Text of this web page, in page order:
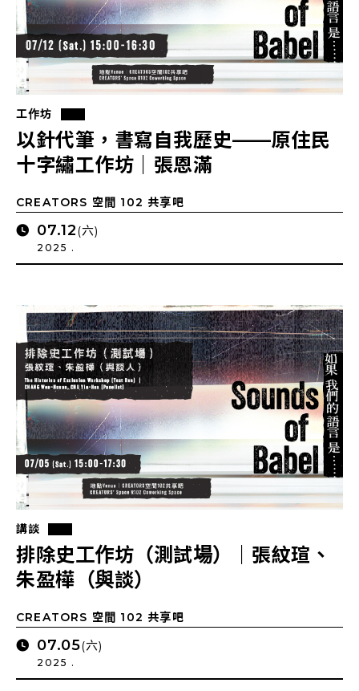
工作坊
以針代筆，書寫自我歷史——原住民
十字繡工作坊｜張恩滿
CREATORS 空間 102 共享吧
07.12(六)
2025 .
講談
排除史工作坊（測試場）｜張紋瑄、
朱盈樺（與談）
CREATORS 空間 102 共享吧
07.05(六)
2025 .